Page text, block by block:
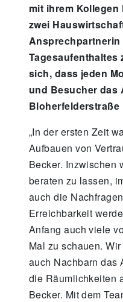
mit ihrem
zwei
Tagesaufenthaltes
sich, dass jeden
und Besucher das
Bloherfelderstraße
„In der ersten Zeit
Aufbauen von
Becker. Inzwischen
beraten zu lassen,
auch die
Erreichbarkeit
Anfang auch viele
Mal zu schauen.
auch Nachbarn das
die Räumlichkeiten
Becker. Mit dem